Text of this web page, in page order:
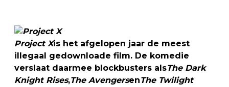
Project Xis het afgelopen jaar de meest
illegaal gedownloade film. De komedie
verslaat daarmee blockbusters alsThe Dark
Knight Rises,The AvengersenThe Twilight